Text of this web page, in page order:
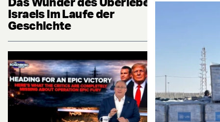
Israels im Laufe der
Geschichte